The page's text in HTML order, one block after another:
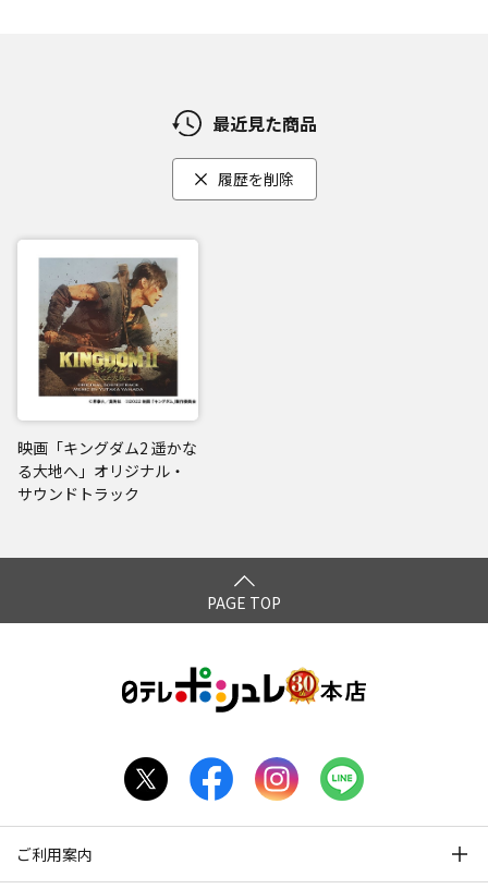
最近見た商品
履歴を削除
映画「キングダム2 遥かな
る大地へ」オリジナル・
サウンドトラック
PAGE TOP
ご利用案内